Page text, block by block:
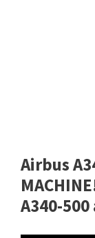
Airbus
A340-